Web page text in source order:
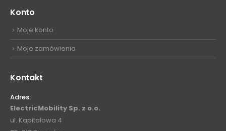
Konto
Moje konto
Moje zamówienia
Kontakt
Adres:
ElectricMobility Sp. z o.o.
ul. Kapitałowa 4